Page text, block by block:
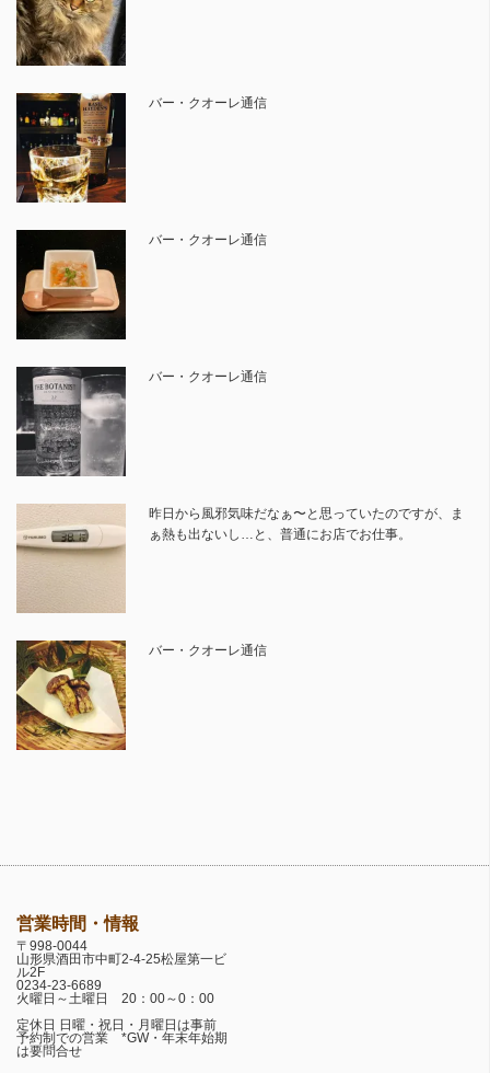
バー・クオーレ通信
バー・クオーレ通信
バー・クオーレ通信
昨日から風邪気味だなぁ〜と思っていたのですが、ま
ぁ熱も出ないし…と、普通にお店でお仕事。
バー・クオーレ通信
営業時間・情報
〒998-0044
山形県酒田市中町2-4-25松屋第一ビ
ル2F
0234-23-6689
火曜日～土曜日 20：00～0：00
定休日 日曜・祝日・月曜日は事前
予約制での営業 *GW・年末年始期
は要問合せ